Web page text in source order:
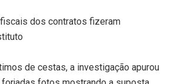
dos contratos fizeram
de cestas, a investigação apurou